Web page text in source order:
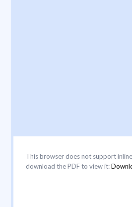
This browser does not support
download the PDF to view it: